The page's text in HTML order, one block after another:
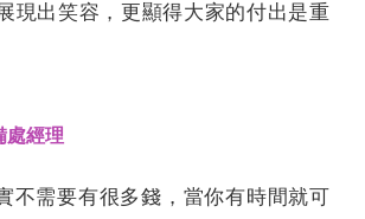
現出笑容，更顯得大家的付出是重
處經理
不需要有很多錢，當你有時間就可